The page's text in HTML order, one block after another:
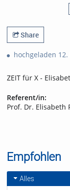
Share
hochgeladen 12.
ZEIT für X -
Referent/in:
Prof. Dr. Elisabeth
Empfohlen
Alles